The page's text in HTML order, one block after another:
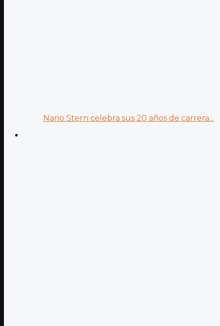
Nano Stern celebra sus 20 años de carrera...